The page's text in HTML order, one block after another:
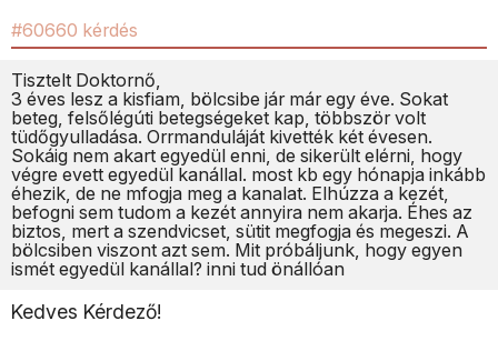
#60660 kérdés
Tisztelt Doktornő,
3 éves lesz a kisfiam, bölcsibe jár már egy éve. Sokat
beteg, felsőlégúti betegségeket kap, többször volt
tüdőgyulladása. Orrmanduláját kivették két évesen.
Sokáig nem akart egyedül enni, de sikerült elérni, hogy
végre evett egyedül kanállal. most kb egy hónapja inkább
éhezik, de ne mfogja meg a kanalat. Elhúzza a kezét,
befogni sem tudom a kezét annyira nem akarja. Éhes az
biztos, mert a szendvicset, sütit megfogja és megeszi. A
bölcsiben viszont azt sem. Mit próbáljunk, hogy egyen
ismét egyedül kanállal? inni tud önállóan
Kedves Kérdező!